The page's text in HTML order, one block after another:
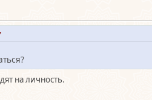
на личность.